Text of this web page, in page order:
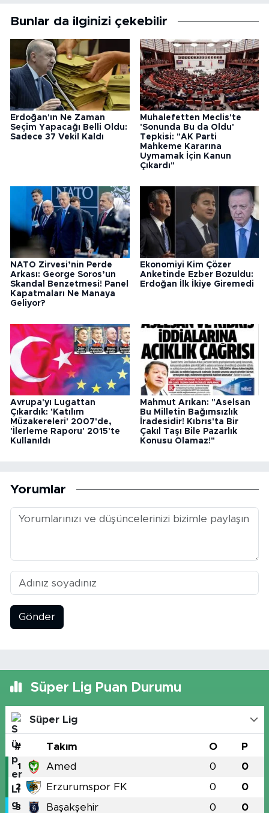
Bunlar da ilginizi çekebilir
Erdoğan'ın Ne Zaman
Seçim Yapacağı Belli Oldu:
Sadece 37 Vekil Kaldı
Muhalefetten Meclis'te
'Sonunda Bu da Oldu'
Tepkisi: "AK Parti
Mahkeme Kararına
Uymamak İçin Kanun
Çıkardı"
NATO Zirvesi’nin Perde
Arkası: George Soros’un
Skandal Benzetmesi! Panel
Kapatmaları Ne Manaya
Geliyor?
Ekonomiyi Kim Çözer
Anketinde Ezber Bozuldu:
Erdoğan İlk İkiye Giremedi
Avrupa'yı Lugattan
Çıkardık: 'Katılım
Müzakereleri' 2007'de,
'İlerleme Raporu' 2015'te
Kullanıldı
Mahmut Arıkan: "Aselsan
Bu Milletin Bağımsızlık
İradesidir! Kıbrıs'ta Bir
Çakıl Taşı Bile Pazarlık
Konusu Olamaz!"
Yorumlar
Gönder
Süper Lig Puan Durumu
Süper Lig
# Takım O P
1 Amed 0 0
2 Erzurumspor FK 0 0
3 Başakşehir 0 0